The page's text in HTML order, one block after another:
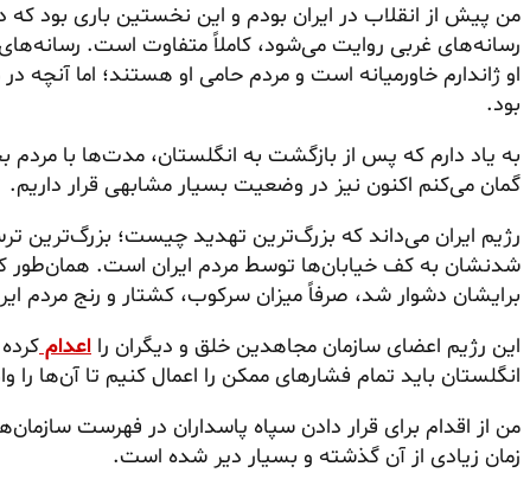
من پیش از انقلاب در ایران بودم و این نخستین باری بود که
رسانه‌های غربی روایت می‌شود، کاملاً متفاوت است.
او ژاندارم خاورمیانه است و مردم حامی او هستند؛ اما آنچه
بود.
به یاد دارم که پس از بازگشت به انگلستان، مدت‌ها با مردم
گمان می‌کنم اکنون نیز در وضعیت بسیار مشابهی قرار داریم.
رژیم ایران می‌داند که بزرگ‌ترین تهدید چیست؛ بزرگ‌ترین
شدنشان به کف خیابان‌ها توسط مردم ایران است. همان‌طور
برایشان دشوار شد، صرفاً میزان سرکوب، کشتار و رنج مردم
این رژیم اعضای سازمان مجاهدین خلق و دیگران را اعدام
انگلستان باید تمام فشارهای ممکن را اعمال کنیم تا آن‌ها را
من از اقدام برای قرار دادن سپاه پاسداران در فهرست
زمان زیادی از آن گذشته و بسیار دیر شده است.